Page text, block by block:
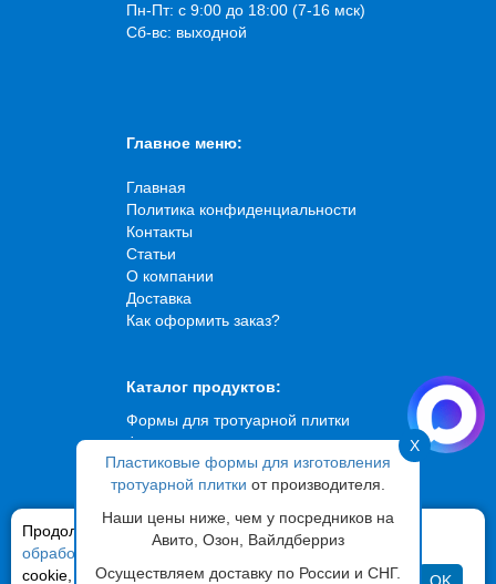
X
Пластиковые формы для изготовления
тротуарной плитки от производителя.
Наши цены ниже, чем у посредников на
Авито, Озон, Вайлдберриз
Осуществляем доставку по России и СНГ.
Пн-Пт: с 9:00 до 18:00 (7-16 мск)
Сб-вс: выходной
Главное меню:
Главная
Политика конфиденциальности
Контакты
Статьи
О компании
Доставка
Как оформить заказ?
Каталог продуктов:
Формы для тротуарной плитки
Формы для искусственного
камня
Формы для брусчатки
Формы для фасадной плитки
Вибростолы
Продолжая использовать сайт,вы соглашаетесь на
обработку ваших персональных данных и файлов
cookie, с помощью сервиса «Яндекс Метрика» и